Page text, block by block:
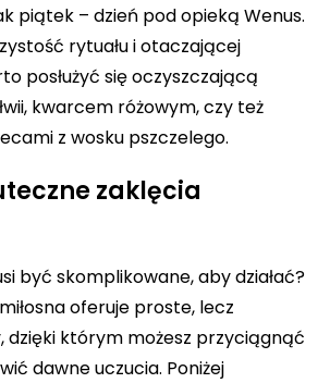
piątek – dzień pod opieką Wenus.
rytuału i otaczającej
posłużyć się oczyszczającą
kwarcem różowym, czy też
z wosku pszczelego.
zaklęcia
być skomplikowane, aby działać?
oferuje proste, lecz
dzięki którym możesz przyciągnąć
dawne uczucia. Poniżej